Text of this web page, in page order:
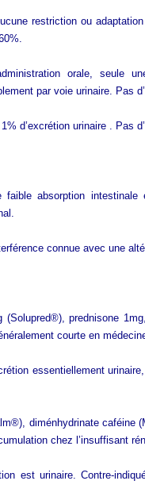
restriction ou
orale, seule
par voie urinaire. Pas
d’excrétion urinaire . Pas
absorption
connue avec une
prednisone
courte en
essentiellement
diménhydrinate
chez l’insuffisant
est urinaire. Contre-